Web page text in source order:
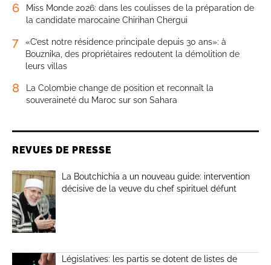
6
Miss Monde 2026: dans les coulisses de la préparation de
la candidate marocaine Chirihan Chergui
7
«C’est notre résidence principale depuis 30 ans»: à
Bouznika, des propriétaires redoutent la démolition de
leurs villas
8
La Colombie change de position et reconnaît la
souveraineté du Maroc sur son Sahara
REVUES DE PRESSE
La Boutchichia a un nouveau guide: intervention
décisive de la veuve du chef spirituel défunt
Législatives: les partis se dotent de listes de